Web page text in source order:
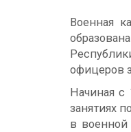
Военная
офицеров
Начиная с
занятиях
в военной